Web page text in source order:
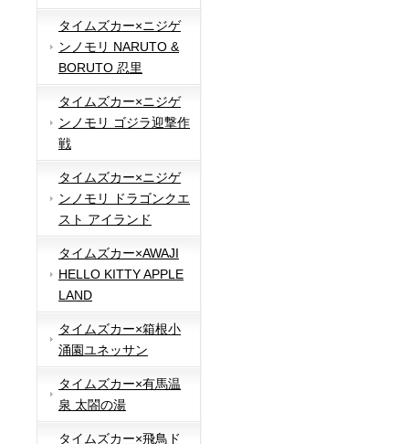
タイムズカー×ニジゲ
ンノモリ NARUTO &
BORUTO 忍里
タイムズカー×ニジゲ
ンノモリ ゴジラ迎撃作
戦
タイムズカー×ニジゲ
ンノモリ ドラゴンクエ
スト アイランド
タイムズカー×AWAJI
HELLO KITTY APPLE
LAND
タイムズカー×箱根小
涌園ユネッサン
タイムズカー×有馬温
泉 太閤の湯
タイムズカー×飛鳥ド